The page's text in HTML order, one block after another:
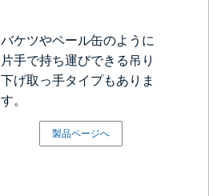
バケツやペール缶のように
片手で持ち運びできる吊り
下げ取っ手タイプもありま
す。
製品ページへ